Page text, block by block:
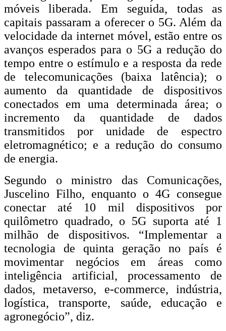
móveis liberada. Em seguida, todas as
capitais passaram a oferecer o 5G. Além da
velocidade da internet móvel, estão entre os
avanços esperados para o 5G a redução do
tempo entre o estímulo e a resposta da rede
de telecomunicações (baixa latência); o
aumento da quantidade de dispositivos
conectados em uma determinada área; o
incremento da quantidade de dados
transmitidos por unidade de espectro
eletromagnético; e a redução do consumo
de energia.
Segundo o ministro das Comunicações,
Juscelino Filho, enquanto o 4G consegue
conectar até 10 mil dispositivos por
quilômetro quadrado, o 5G suporta até 1
milhão de dispositivos. “Implementar a
tecnologia de quinta geração no país é
movimentar negócios em áreas como
inteligência artificial, processamento de
dados, metaverso, e-commerce, indústria,
logística, transporte, saúde, educação e
agronegócio”, diz.